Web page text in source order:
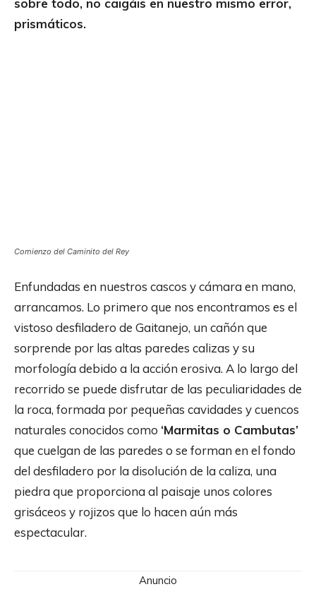
sobre todo, no caigáis en nuestro mismo error,
prismáticos.
Comienzo del Caminito del Rey
Enfundadas en nuestros cascos y cámara en mano,
arrancamos. Lo primero que nos encontramos es el
vistoso desfiladero de Gaitanejo, un cañón que
sorprende por las altas paredes calizas y su
morfología debido a la acción erosiva. A lo largo del
recorrido se puede disfrutar de las peculiaridades de
la roca, formada por pequeñas cavidades y cuencos
naturales conocidos como ‘Marmitas o Cambutas’
que cuelgan de las paredes o se forman en el fondo
del desfiladero por la disolución de la caliza, una
piedra que proporciona al paisaje unos colores
grisáceos y rojizos que lo hacen aún más
espectacular.
Anuncio